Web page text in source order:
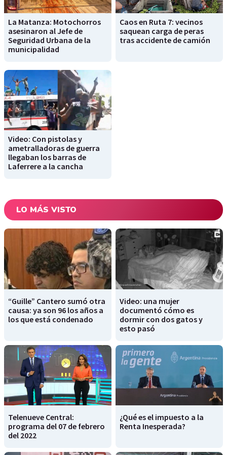
La Matanza: Motochorros
asesinaron al Jefe de
Seguridad Urbana de la
municipalidad
Caos en Ruta 7: vecinos
saquean carga de peras
tras accidente de camión
Video: Con pistolas y
ametralladoras de guerra
llegaban los barras de
Laferrere a la cancha
LO MÁS VISTO
“Guille” Cantero sumó otra
causa: ya son 96 los años a
los que está condenado
Video: una mujer
documentó cómo es
dormir con dos gatos y
esto pasó
Telenueve Central:
programa del 07 de febrero
del 2022
¿Qué es el impuesto a la
Renta Inesperada?